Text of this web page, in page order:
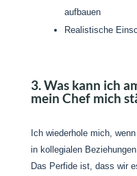
aufbauen
Realistische
3. Was kann ich
mein Chef mich
Ich wiederhole mich,
in kollegialen
Das Perfide ist, dass wir